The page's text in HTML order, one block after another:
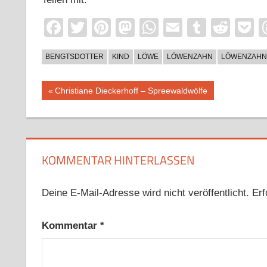
Facebook
TwitterPinterest
Mastodon
WhatsApp
EmailTumblr
BENGTSDOTTER KIND LÖWE LÖWENZAHN
Beitragsnavigation
Vorheriger
Christiane Dieckerhoff – Spreewaldwölfe
KOMMENTAR HINTERLASSEN
Deine E-Mail-Adresse wird nicht veröffentlicht.
Kommentar *